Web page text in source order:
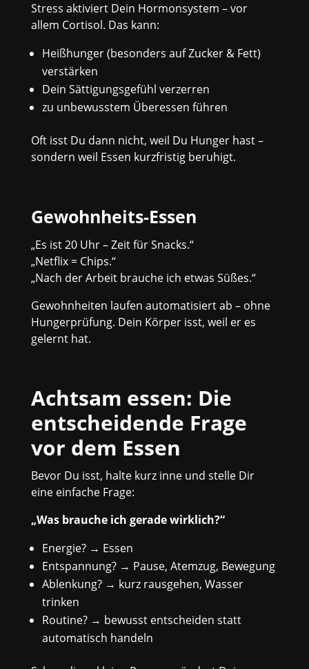
Stress aktiviert Dein Hormonsystem – vor
allem Cortisol. Das kann:
Heißhunger (besonders auf Zucker & Fett)
verstärken
Dein Sättigungsgefühl verzerren
zu unbewusstem Überessen führen
Oft isst Du dann nicht, weil Du Hunger hast –
sondern weil Essen kurzfristig beruhigt.
Gewohnheits-Essen
„Es ist 20 Uhr – Zeit für Snacks.“
„Netflix = Chips.“
„Nach der Arbeit brauche ich etwas Süßes.“
Gewohnheiten laufen automatisiert ab – ohne
Hungerprüfung. Dein Körper isst, weil er es
gelernt hat.
Achtsam essen: Die
entscheidende Frage
vor dem Essen
Bevor Du isst, halte kurz inne und stelle Dir
eine einfache Frage:
„Was brauche ich gerade wirklich?“
Energie? → Essen
Entspannung? → Pause, Atemzug, Bewegung
Ablenkung? → kurz rausgehen, Wasser
trinken
Routine? → bewusst entscheiden statt
automatisch handeln